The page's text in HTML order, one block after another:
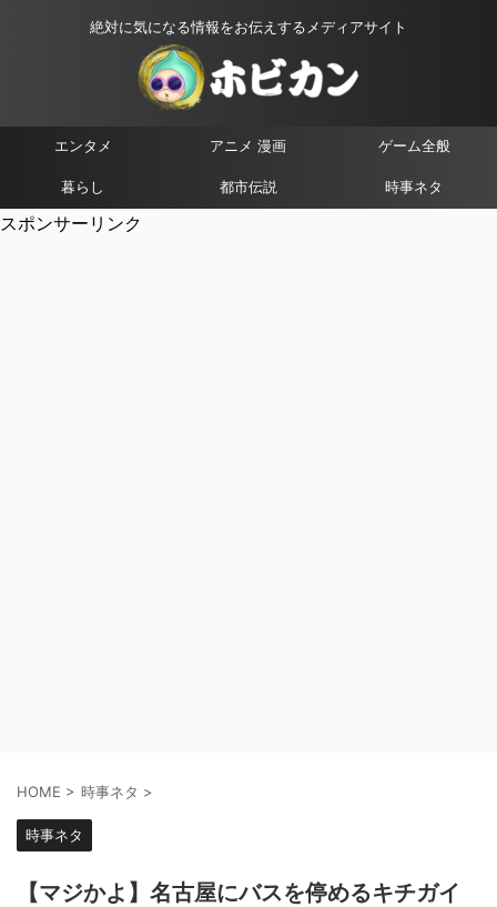
絶対に気になる情報をお伝えするメディアサイト
エンタメ アニメ 漫画 ゲーム全般
暮らし 都市伝説 時事ネタ
スポンサーリンク
HOME > 時事ネタ >
時事ネタ
【マジかよ】名古屋にバスを停めるキチガイ